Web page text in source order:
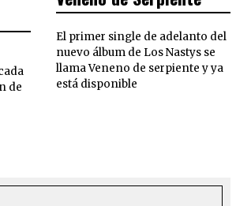
de
El primer single de adelanto del
nuevo álbum de Los Nastys se
llama Veneno de serpiente y ya
está disponible